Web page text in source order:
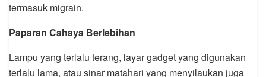
termasuk migrain.
Paparan Cahaya Berlebihan
Lampu yang terlalu terang, layar gadget yang digunakan
terlalu lama, atau sinar matahari yang menyilaukan juga